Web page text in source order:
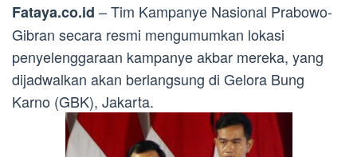
Fataya.co.id – Tim Kampanye Nasional Prabowo-
Gibran secara resmi mengumumkan lokasi
penyelenggaraan kampanye akbar mereka, yang
dijadwalkan akan berlangsung di Gelora Bung
Karno (GBK), Jakarta.